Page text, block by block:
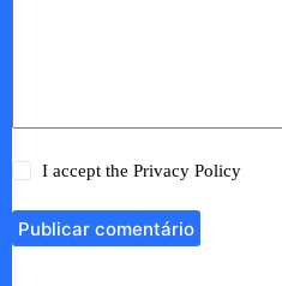
I accept thePrivacy Policy
Publicar comentário